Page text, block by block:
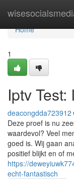
Home
Home
1
Iptv
deacongdda723912
Deze proef is nu
waardevol? Veel
goed is. Wij gaan
positief blijkt en of
https://
echt-fantastisch